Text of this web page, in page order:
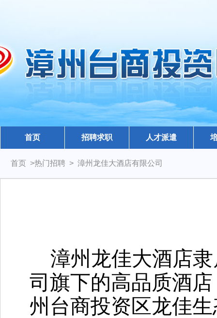
首页 招聘求职 人才派遣
首页 >热门招聘 > 漳州龙佳大酒店有限公司
漳州龙佳大酒店
司旗下的高品质酒店
州台商投资区龙佳